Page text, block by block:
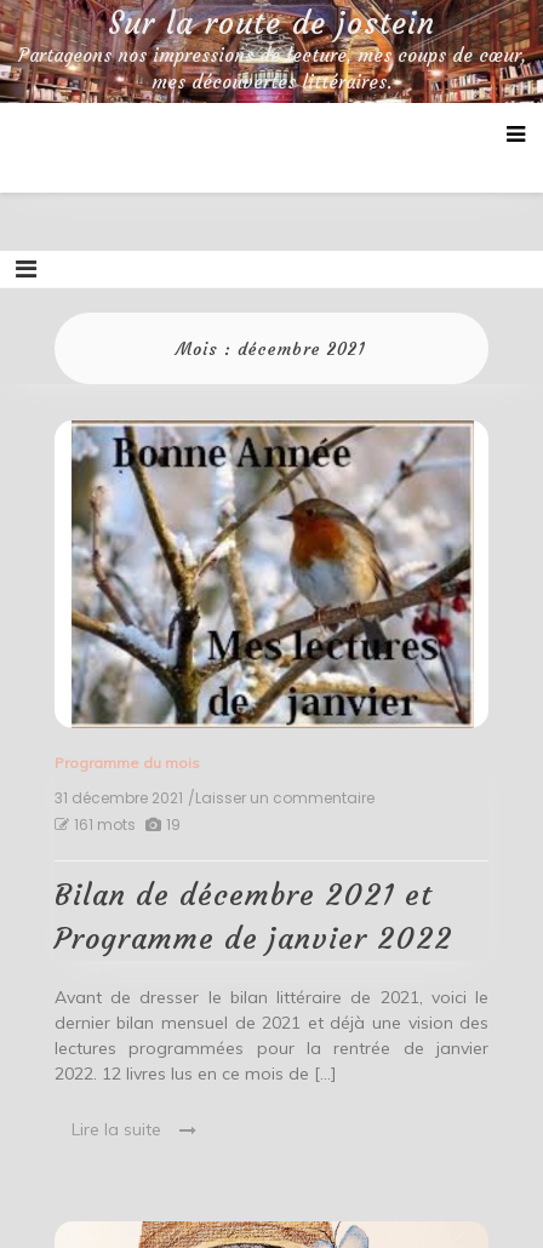
Skip
to
content
Sur la route de jostein
Partageons nos impressions de lecture, mes coups de cœur,
mes découvertes littéraires.
Mois :décembre 2021
Programme du mois
31 décembre 2021 /Laisser un commentaireon
2021
et
Programme
de
2022
161 mots 19
Bilan de décembre 2021 et
Programme de janvier 2022
Avant de dresser le bilan littéraire de 2021, voici le
dernier bilan mensuel de 2021 et déjà une vision des
lectures programmées pour la rentrée de janvier
2022. 12 livres lus en ce mois de […]
Lire la suite